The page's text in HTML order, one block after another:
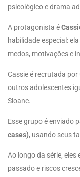
psicológico e drama
A protagonista é
habilidade especial:
medos, motivações e
Cassie é recrutada
outros adolescentes
Sloane.
Esse grupo é enviado
cases), usando seus
Ao longo da série,
passado e riscos